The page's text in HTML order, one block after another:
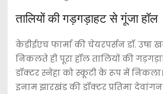
तालियों की गड़गड़ाहट से गूंजा हॉल
केडीईएच फार्मा की चेयरपर्सन डॉ.
निकलते ही पूरा हॉल तालियों की
डॉक्टर स्नेहा को स्कूटी के रूप में
इनाम झारखंड की डॉक्टर प्रतिमा